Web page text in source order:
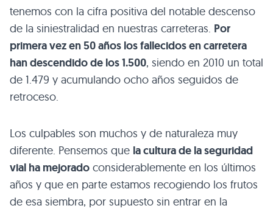
tenemos con la cifra positiva del notable descenso
de la siniestralidad en nuestras carreteras. Por
primera vez en 50 años los fallecidos en carretera
han descendido de los 1.500, siendo en 2010 un total
de 1.479 y acumulando ocho años seguidos de
retroceso.
Los culpables son muchos y de naturaleza muy
diferente. Pensemos que la cultura de la seguridad
vial ha mejorado considerablemente en los últimos
años y que en parte estamos recogiendo los frutos
de esa siembra, por supuesto sin entrar en la